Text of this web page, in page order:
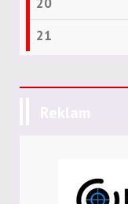
21
Reklam